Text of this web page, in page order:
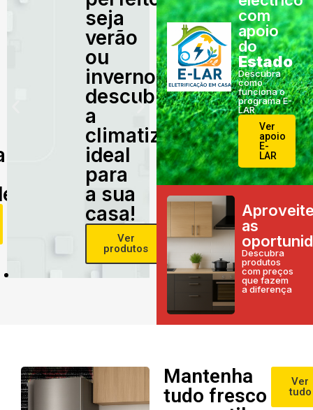
seja
verão
ou
inverno,
descubra
a
climatização
ideal
para
a sua
casa!
Ver
produtos
com
apoio
do
Estado
Descubra
como
funciona o
programa E-
LAR
Ver
apoio
E-
LAR
as
Descubra
produtos
com preços
que fazem
a diferença
Mantenha
tudo fresco
Ver
tudo